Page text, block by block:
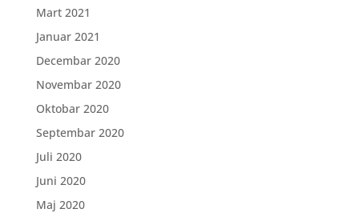
Mart 2021
Januar 2021
Decembar 2020
Novembar 2020
Oktobar 2020
Septembar 2020
Juli 2020
Juni 2020
Maj 2020